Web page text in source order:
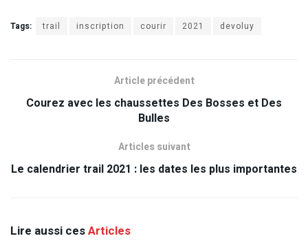
Tags: trail inscription courir 2021 devoluy
Article précédent
Courez avec les chaussettes Des Bosses et Des
Bulles
Articles suivant
Le calendrier trail 2021 : les dates les plus importantes
Lire aussi cesArticles